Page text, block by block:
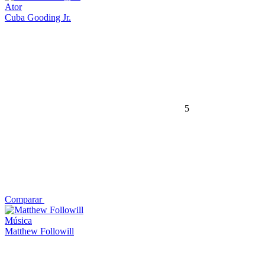
Ator
Cuba Gooding Jr.
5
Comparar
Música
Matthew Followill